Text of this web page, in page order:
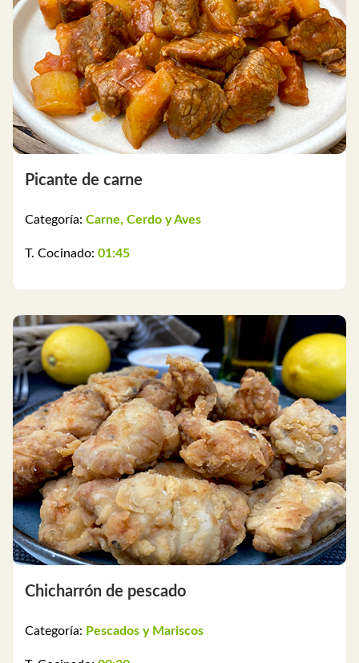
Picante de carne
Categoría: Carne, Cerdo y Aves
T. Cocinado: 01:45
Chicharrón de pescado
Categoría: Pescados y Mariscos